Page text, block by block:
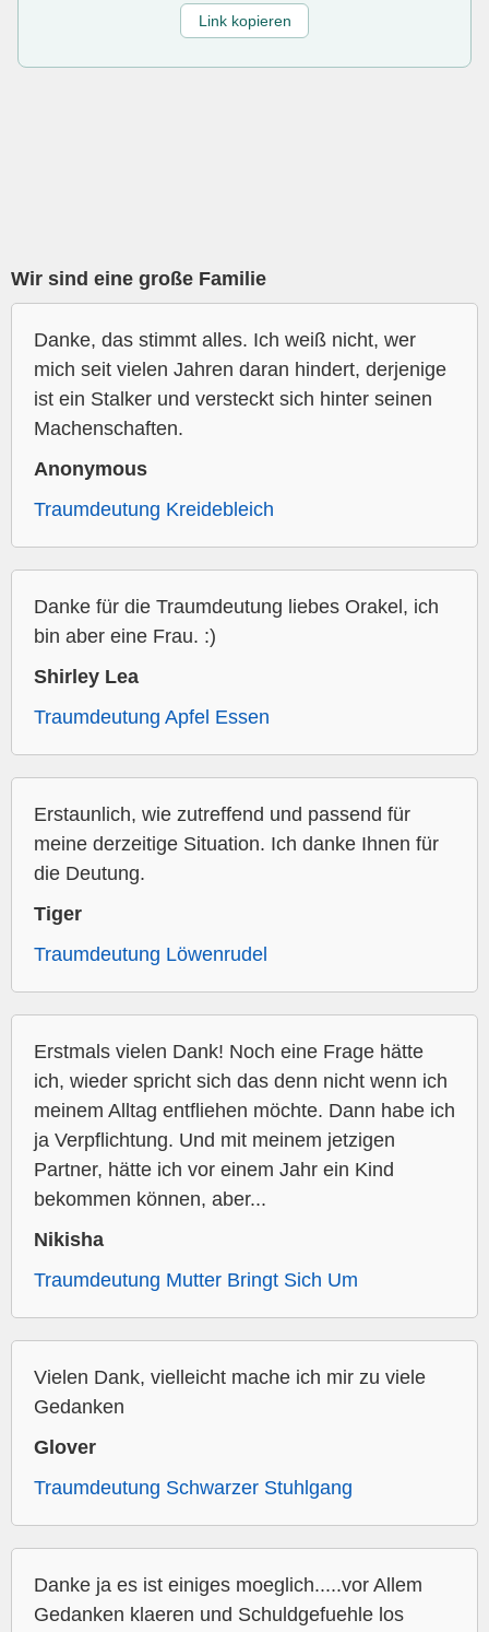
Link kopieren
Wir sind eine große Familie
Danke, das stimmt alles. Ich weiß nicht, wer
mich seit vielen Jahren daran hindert, derjenige
ist ein Stalker und versteckt sich hinter seinen
Machenschaften.
Anonymous
Traumdeutung Kreidebleich
Danke für die Traumdeutung liebes Orakel, ich
bin aber eine Frau. :)
Shirley Lea
Traumdeutung Apfel Essen
Erstaunlich, wie zutreffend und passend für
meine derzeitige Situation. Ich danke Ihnen für
die Deutung.
Tiger
Traumdeutung Löwenrudel
Erstmals vielen Dank! Noch eine Frage hätte
ich, wieder spricht sich das denn nicht wenn ich
meinem Alltag entfliehen möchte. Dann habe ich
ja Verpflichtung. Und mit meinem jetzigen
Partner, hätte ich vor einem Jahr ein Kind
bekommen können, aber...
Nikisha
Traumdeutung Mutter Bringt Sich Um
Vielen Dank, vielleicht mache ich mir zu viele
Gedanken
Glover
Traumdeutung Schwarzer Stuhlgang
Danke ja es ist einiges moeglich.....vor Allem
Gedanken klaeren und Schuldgefuehle los